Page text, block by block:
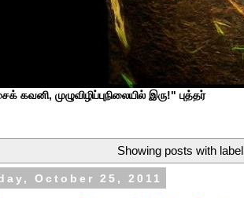
கவனி, முழுவிழிப்புநிலையில் இரு!" புத்தர்
Showing posts with label
October 25, 2011